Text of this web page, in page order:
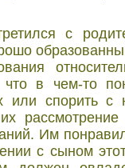
с
в чем-то
или спорить
Им
с сыном